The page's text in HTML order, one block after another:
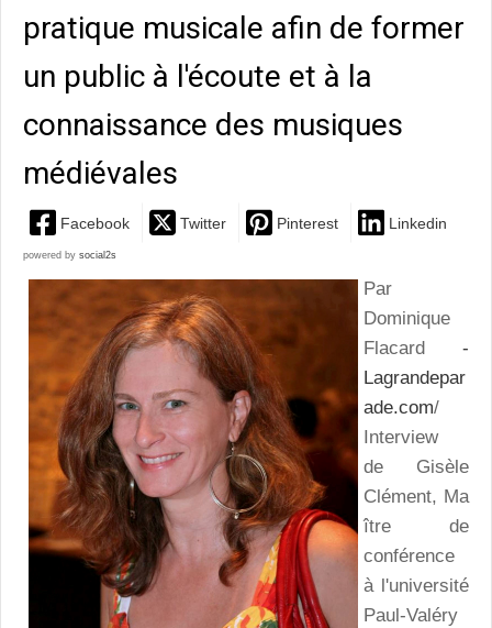
pratique musicale afin de former
un public à l'écoute et à la
connaissance des musiques
médiévales
Facebook Twitter Pinterest Linkedin
powered by social2s
Par
Dominique
Flacard -
Lagrandepar
ade.com/
Interview
de Gisèle
Clément, Ma
ître de
conférence
à l'université
Paul-Valéry